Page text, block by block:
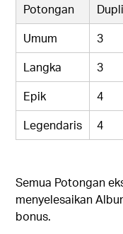
Potongan
Umum
3
Langka
3
Epik
4
Legendaris
4
Semua Potongan
menyelesaikan
bonus.